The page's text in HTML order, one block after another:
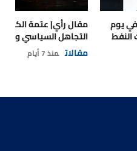
ربع تريليون دولار تتبخر من Nvidia في يوم مقال رأي| عتمة
التجاهل السياسي
مقالات منذ 7 أيام